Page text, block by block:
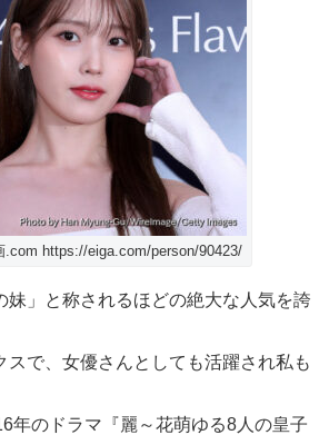
.com https://eiga.com/person/90423/
妹」と称されるほどの絶大な人気を誇
スで、女優さんとしても活躍され私も
年のドラマ『麗～花萌ゆる8人の皇子